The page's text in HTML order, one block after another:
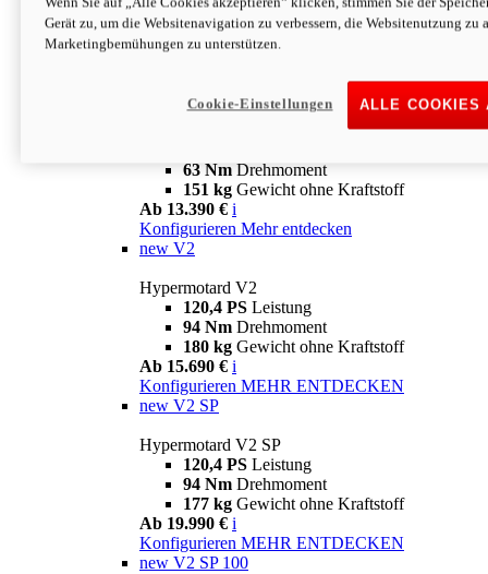
63 NmDrehmoment
151 kgGewicht ohne Kraftstoff
Ab 13.890 € i
63 Nm Drehmoment
151 kg Gewicht ohne Kraftstoff
Ab 13.390 € i
Konfigurieren Mehr entdecken
new V2
Hypermotard V2
120,4 PS Leistung
94 Nm Drehmoment
180 kg Gewicht ohne Kraftstoff
Ab 15.690 € i
Konfigurieren MEHR ENTDECKEN
new V2 SP
Hypermotard V2 SP
120,4 PS Leistung
94 Nm Drehmoment
177 kg Gewicht ohne Kraftstoff
Ab 19.990 € i
Konfigurieren MEHR ENTDECKEN
new V2 SP 100
Gerät zu, um die Websitenavigation zu verbessern, die Websitenutzung zu
Marketingbemühungen zu unterstützen.
ALLE COOKIES
Cookie-Einstellungen